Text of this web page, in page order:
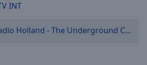
INT
Holland - The Underground Channel